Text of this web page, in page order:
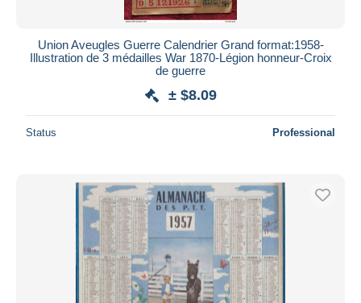
Union Aveugles Guerre Calendrier Grand format:1958-
Illustration de 3 médailles War 1870-Légion honneur-Croix
de guerre
± $8.09
Status Professional